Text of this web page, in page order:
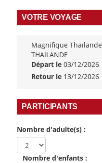
VOTRE VOYAGE
Magnifique Thaïlande
THAILANDE
Départ le 03/12/2026
Retour le 13/12/2026
PARTICIPANTS
Nombre d'adulte(s) :
Nombre d'enfants :